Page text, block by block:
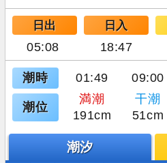
日出 日入
05:08 18:47
潮時 01:49 09:00
潮位
満潮 干潮
191cm
51cm
潮汐